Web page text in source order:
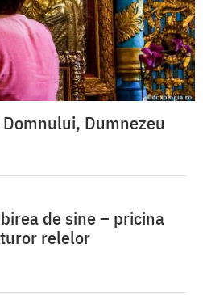
Dumnezeu
de sine – pricina
relelor